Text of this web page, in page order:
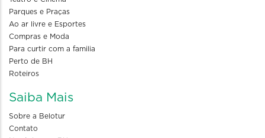
Parques e Praças
Ao ar livre e Esportes
Compras e Moda
Para curtir com a familia
Perto de BH
Roteiros
Saiba Mais
Sobre a Belotur
Contato